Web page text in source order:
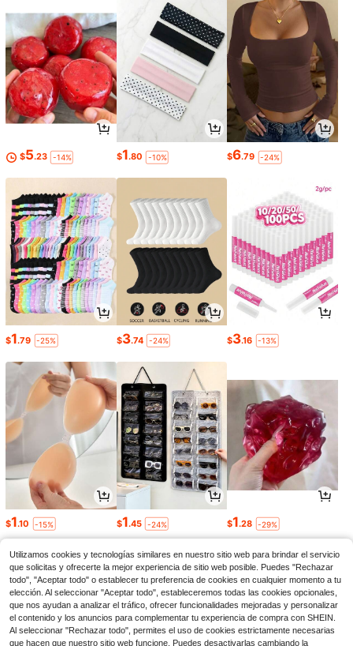
$5.23 -14% $1.80 -10% $6.79 -24%
$1.79 -25% $3.74 -24% $3.16 -13%
$1.10 -15% $1.45 -24% $1.28 -29%
Utilizamos cookies y tecnologías similares en nuestro sitio web para brindar el servicio
que solicitas y ofrecerte la mejor experiencia de sitio web posible. Puedes "Rechazar
todo", "Aceptar todo" o establecer tu preferencia de cookies en cualquier momento a tu
elección. Al seleccionar "Aceptar todo", estableceremos todas las cookies opcionales,
que nos ayudan a analizar el tráfico, ofrecer funcionalidades mejoradas y personalizar
el contenido y los anuncios para complementar tu experiencia de compra con SHEIN.
Al seleccionar "Rechazar todo", permites el uso de cookies estrictamente necesarias
que hacen que nuestro sitio web funcione. Puedes desactivarlas cambiando la